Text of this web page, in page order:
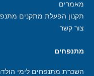
מאמרים
תקנון הפעלת מתקנים
צור קשר
מתנפחים
השכרת מתנפחים לימי